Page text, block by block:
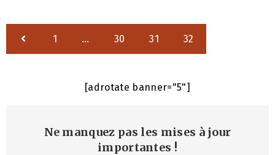
1 … 30 31 32
[adrotate banner="5"]
Ne manquez pas les mises à jour
importantes !